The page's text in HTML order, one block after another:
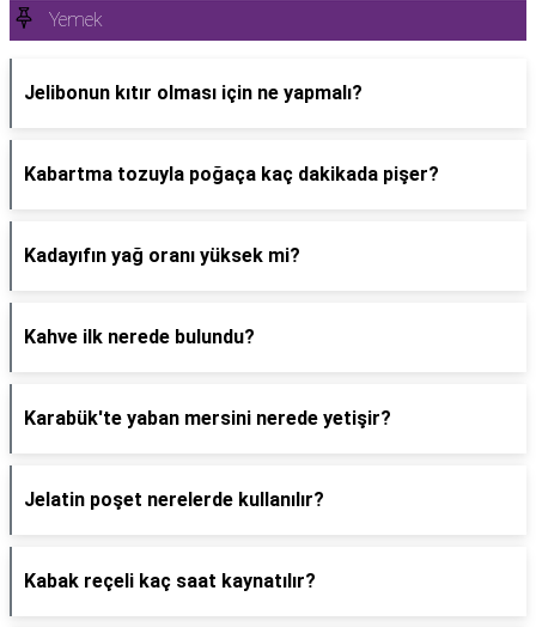
Yemek
Jelibonun kıtır olması için ne yapmalı?
Kabartma tozuyla poğaça kaç dakikada pişer?
Kadayıfın yağ oranı yüksek mi?
Kahve ilk nerede bulundu?
Karabük'te yaban mersini nerede yetişir?
Jelatin poşet nerelerde kullanılır?
Kabak reçeli kaç saat kaynatılır?